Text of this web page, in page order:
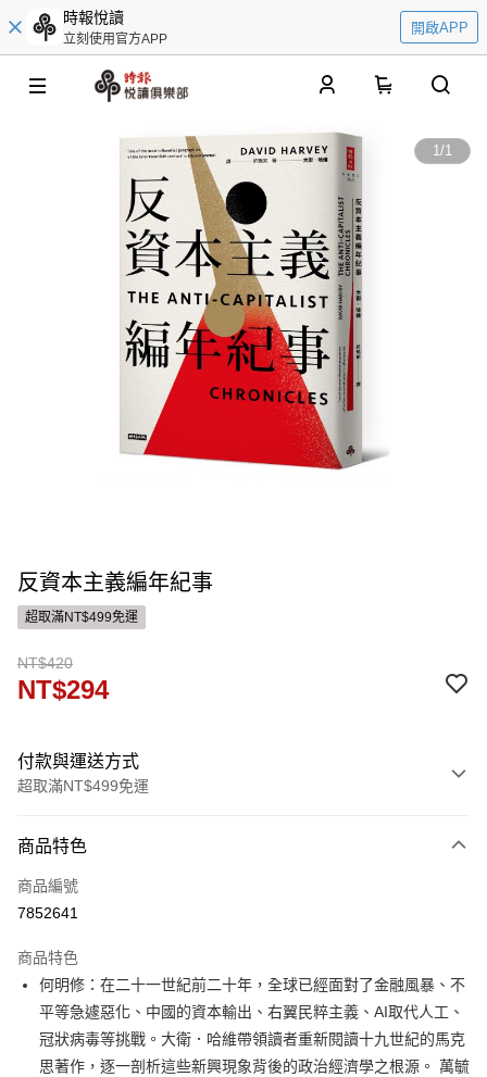
時報悅讀
立刻使用官方APP
開啟APP
1/1
反資本主義編年紀事
超取滿NT$499免運
NT$420
NT$294
付款與運送方式
超取滿NT$499免運
信用卡一次付款
ATM付款
運送方式
付款後全家取貨
每筆NT$60，滿NT$499(含以上)免運費
付款後7-11取貨
商品特色
商品編號
7852641
商品特色
何明修：在二十一世紀前二十年，全球已經面對了金融風暴、不
平等急遽惡化、中國的資本輸出、右翼民粹主義、AI取代人工、
冠狀病毒等挑戰。大衛．哈維帶領讀者重新閱讀十九世紀的馬克
思著作，逐一剖析這些新興現象背後的政治經濟學之根源。 萬毓